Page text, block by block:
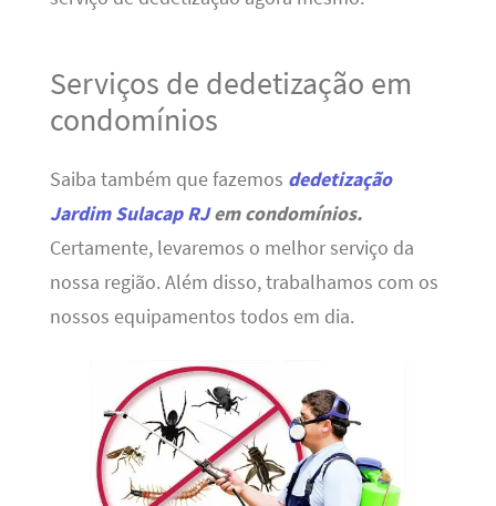
Serviços de dedetização em
condomínios
Saiba também que fazemos dedetização
Jardim Sulacap RJem condomínios.
Certamente, levaremos o melhor serviço da
nossa região. Além disso, trabalhamos com os
nossos equipamentos todos em dia.